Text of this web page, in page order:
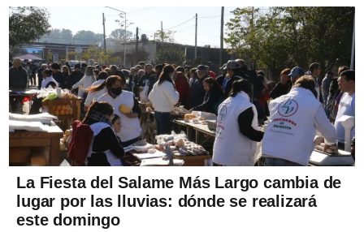
La Fiesta del Salame Más Largo cambia de
lugar por las lluvias: dónde se realizará
este domingo